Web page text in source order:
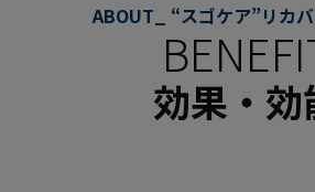
ABOUT_ “スゴケア”リカ
効果・効